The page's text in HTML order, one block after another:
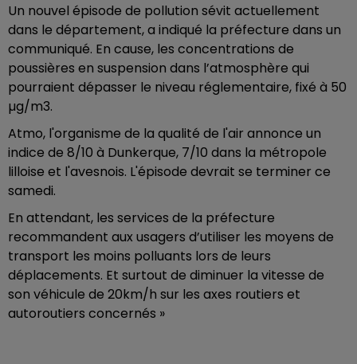
Un nouvel épisode de pollution sévit actuellement
dans le département, a indiqué la préfecture dans un
communiqué. En cause, les concentrations de
poussières en suspension dans l’atmosphère qui
pourraient dépasser le niveau réglementaire, fixé à 50
µg/m3.
Atmo, l'organisme de la qualité de l'air annonce un
indice de 8/10 à Dunkerque, 7/10 dans la métropole
lilloise et l'avesnois. L'épisode devrait se terminer ce
samedi.
En attendant, les services de la préfecture
recommandent aux usagers d’utiliser les moyens de
transport les moins polluants lors de leurs
déplacements. Et surtout de diminuer la vitesse de
son véhicule de 20km/h sur les axes routiers et
autoroutiers concernés »